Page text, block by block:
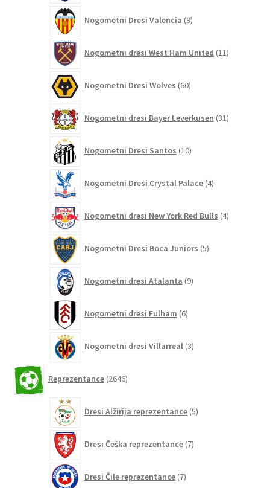
Nogometni Dresi Valencia 9izdelkov
Nogometni dresi West Ham United 11izdelkov
Nogometni Dresi Wolves 60izdelkov
Nogometni dresi Bayer Leverkusen 31izdelkov
Nogometni Dresi Santos 10izdelkov
Nogometni Dresi Crystal Palace 4izdelki
Nogometni dresi New York Red Bulls 4izdelki
Nogometni Dresi Boca Juniors 5izdelkov
Nogometni dresi Atalanta 9izdelkov
Nogometni dresi Fulham 6izdelkov
Nogometni dresi Villarreal 3izdelki
Reprezentance 2646izdelkov
Dresi Alžirija reprezentance 5izdelkov
Dresi Češka reprezentance 7izdelkov
Dresi Čile reprezentance 7izdelkov